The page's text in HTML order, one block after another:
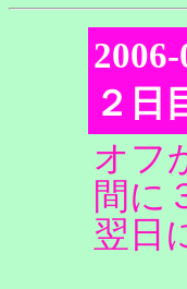
２日
オフ
間に
翌日